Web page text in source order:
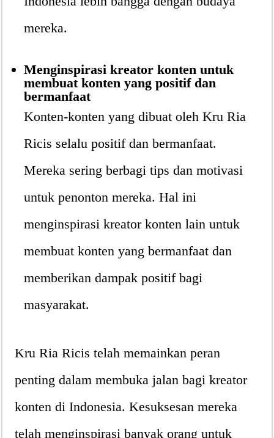
mereka.
Menginspirasi kreator konten untuk
membuat konten yang positif dan
bermanfaat
Konten-konten yang dibuat oleh Kru Ria
Ricis selalu positif dan bermanfaat.
Mereka sering berbagi tips dan motivasi
untuk penonton mereka. Hal ini
menginspirasi kreator konten lain untuk
membuat konten yang bermanfaat dan
memberikan dampak positif bagi
masyarakat.
Kru Ria Ricis telah memainkan peran
penting dalam membuka jalan bagi kreator
konten di Indonesia. Kesuksesan mereka
telah menginspirasi banyak orang untuk